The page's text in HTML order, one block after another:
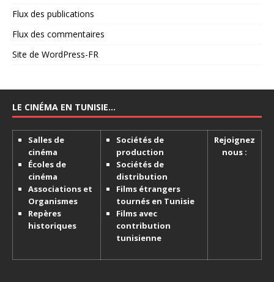
Flux des publications
Flux des commentaires
Site de WordPress-FR
LE CINÉMA EN TUNISIE…
Salles de
cinéma
Écoles de
cinéma
Associations et
Organismes
Repères
historiques
Sociétés de
production
Sociétés de
distribution
Films étrangers
tournés en Tunisie
Films avec
contribution
tunisienne
Rejoignez
nous :